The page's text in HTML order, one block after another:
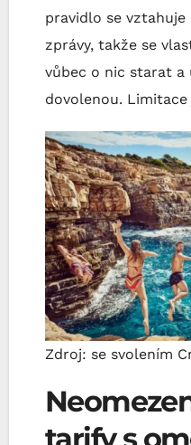
pravidlo se vztahuje
zprávy, takže se
vůbec o nic starat
dovolenou.
Zdroj: se svolením